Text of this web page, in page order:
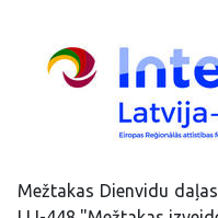
Mežtakas Dienvidu